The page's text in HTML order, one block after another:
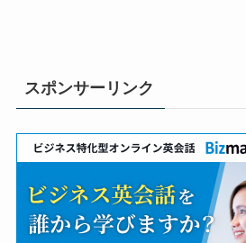
スポンサーリンク